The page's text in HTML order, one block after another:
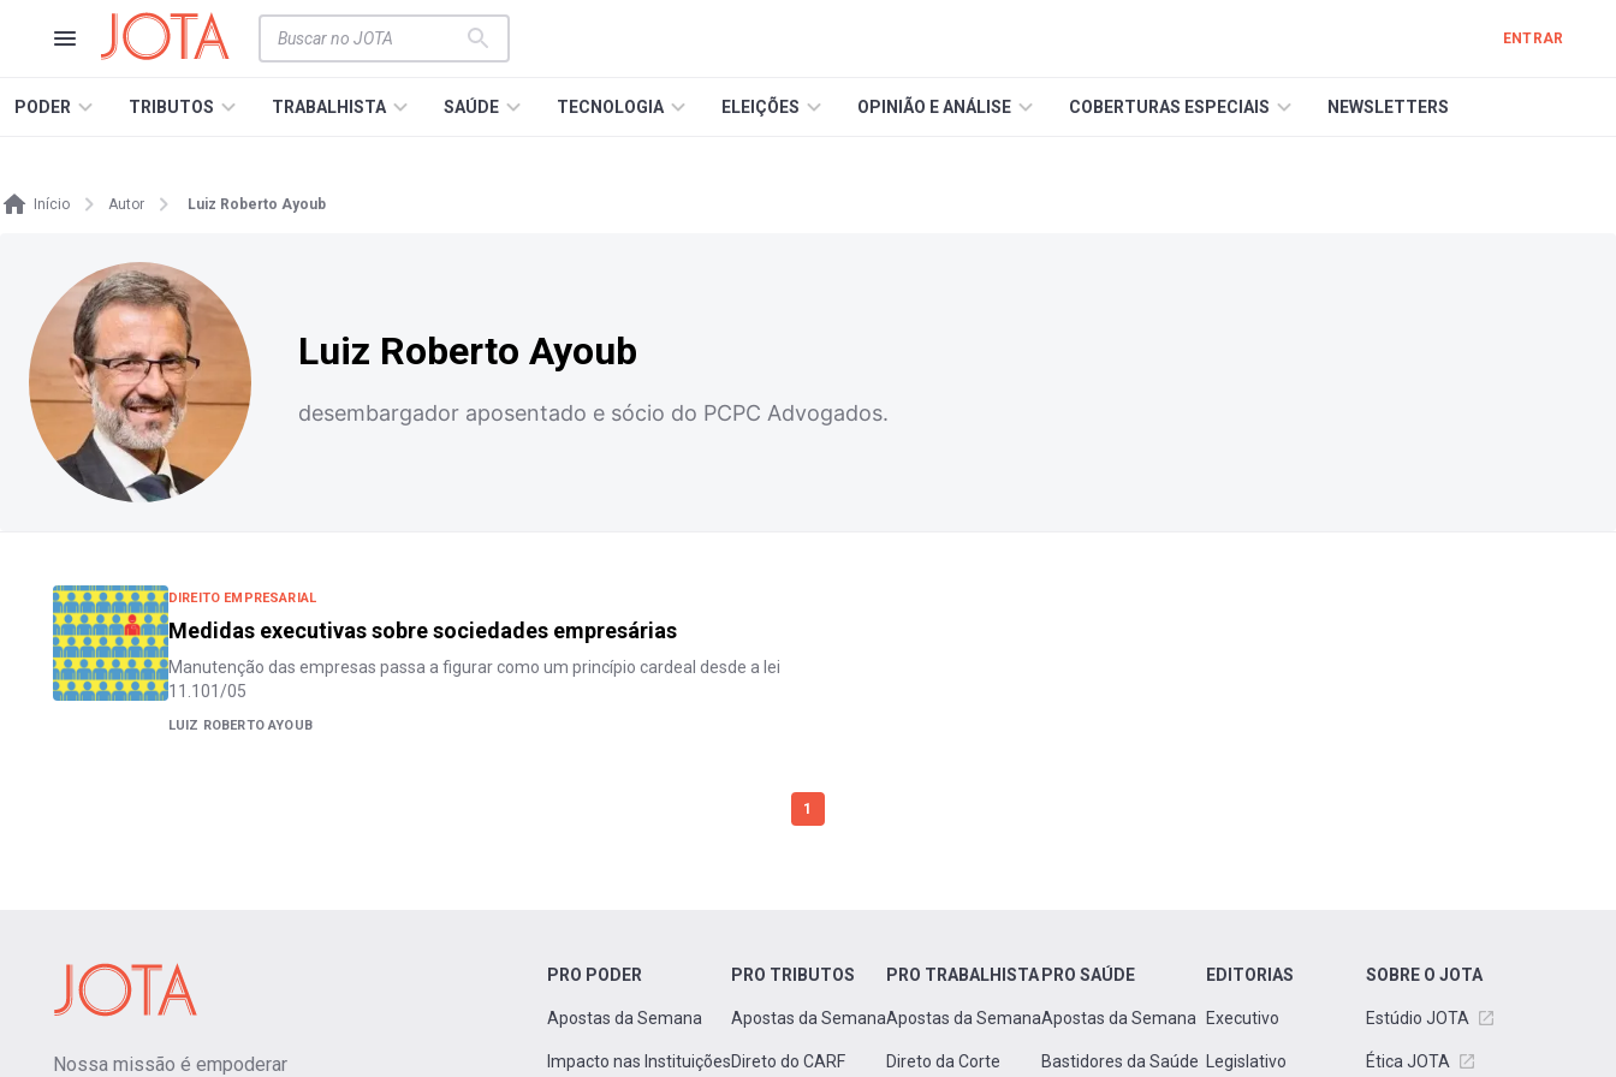
ENTRAR
PODER TRIBUTOS TRABALHISTA SAÚDE TECNOLOGIA ELEIÇÕES OPINIÃO E ANÁLISE COBERTURAS ESPECIAIS NEWSLETTERS
Início Autor Luiz Roberto Ayoub
Luiz Roberto Ayoub
desembargador aposentado e sócio do PCPC Advogados.
DIREITO EMPRESARIAL
Medidas executivas sobre sociedades empresárias
Manutenção das empresas passa a figurar como um princípio cardeal desde a lei
11.101/05
LUIZ ROBERTO AYOUB
1
Nossa missão é empoderar
PRO PODER
Apostas da Semana
Impacto nas Instituições
PRO TRIBUTOS
Apostas da Semana
Direto do CARF
PRO TRABALHISTA
Apostas da Semana
Direto da Corte
PRO SAÚDE
Apostas da Semana
Bastidores da Saúde
EDITORIAS
Executivo
Legislativo
SOBRE O JOTA
Estúdio JOTA
Ética JOTA